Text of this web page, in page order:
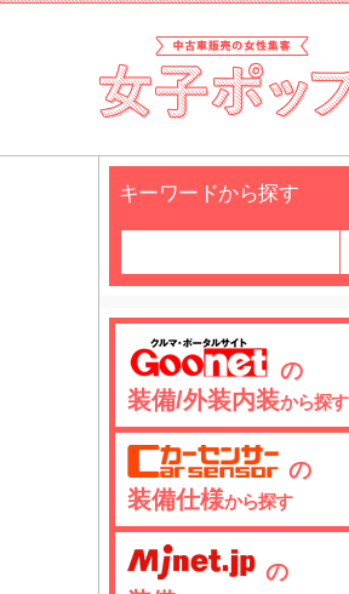
キーワードから探す
の
装備/外装内装から探す
の
装備仕様から探す
の